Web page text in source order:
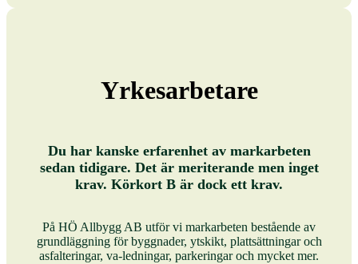
Yrkesarbetare
Du har kanske erfarenhet av markarbeten
sedan tidigare. Det är meriterande men inget
krav. Körkort B är dock ett krav.
På HÖ Allbygg AB utför vi markarbeten bestående av
grundläggning för byggnader, ytskikt, plattsättningar och
asfalteringar, va-ledningar, parkeringar och mycket mer.